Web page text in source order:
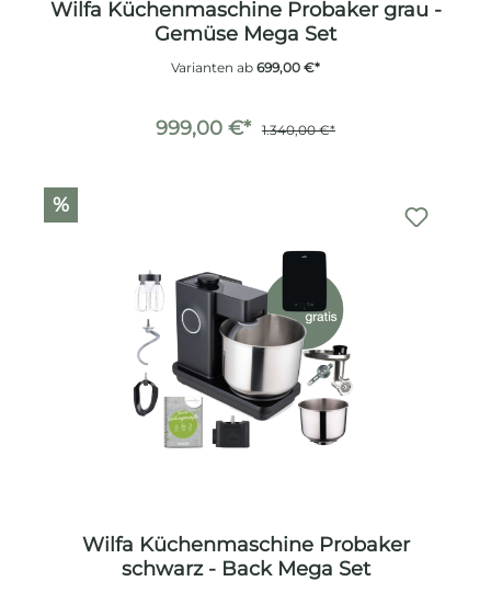
Wilfa Küchenmaschine Probaker grau -
Gemüse Mega Set
Varianten ab 699,00 €*
999,00 €* 1.340,00 €*
%
Wilfa Küchenmaschine Probaker
schwarz - Back Mega Set